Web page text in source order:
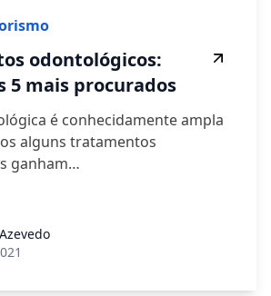
odontológicos:
5 mais procurados
é conhecidamente ampla
alguns tratamentos
ganham…